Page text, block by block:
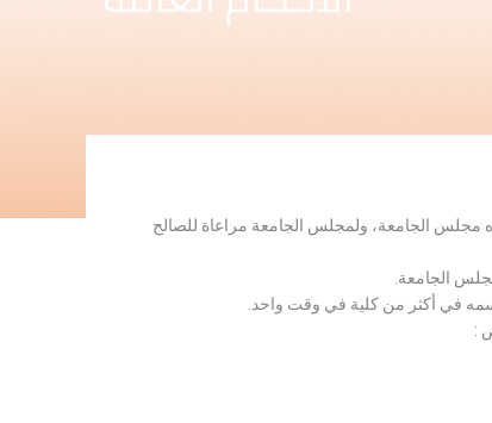
مجلس الجامعة، ولمجلس الجامعة مراعاة للصالح
الجامعة.
اسمه في أكثر من كلية في وقت واحد.
: